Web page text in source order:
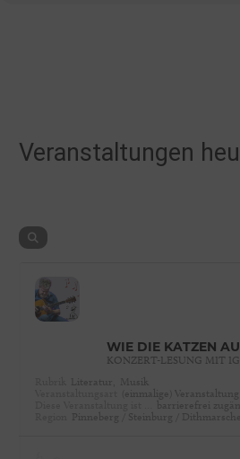
Veranstaltungen
WIE DIE KATZEN
KONZERT-LESUNG MIT